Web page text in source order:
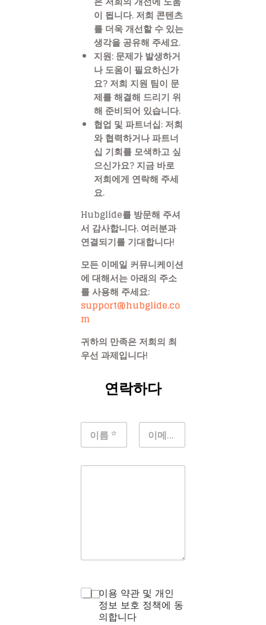
이 됩니다. 저희 콘텐츠
를 더욱 개선할 수 있는
생각을 공유해 주세요.
지원: 문제가 발생하거
나 도움이 필요하신가
요? 저희 지원 팀이 문
제를 해결해 드리기 위
해 준비되어 있습니다.
협업 및 파트너십: 저희
와 협력하거나 파트너
십 기회를 모색하고 싶
으신가요? 지금 바로
저희에게 연락해 주세
요.
Hubglide를 방문해 주셔
서 감사합니다. 여러분과
연결되기를 기대합니다!
모든 이메일 커뮤니케이션
에 대해서는 아래의 주소
를 사용해 주세요:
support@hubglide.co
m
귀하의 만족은 저희의 최
우선 과제입니다!
연락하다
이용 약관 및 개인
정보 보호 정책에 동
의합니다